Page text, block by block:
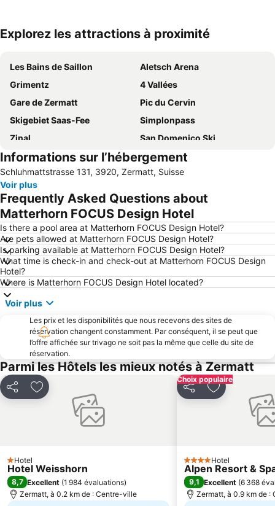
Explorez les attractions à proximité
Les Bains de Saillon
Aletsch Arena
Grimentz
4 Vallées
Gare de Zermatt
Pic du Cervin
Skigebiet Saas-Fee
Simplonpass
Zinal
San Domenico Ski
Zermatt Marathon
Telecabina Aosta-Pila
Aéroport de la Vallée d'Aoste
Breuil-Cervinia
Burgerbad Therme
Gornegrat Bahn
Paradis du Ski du Mont Cervin
Foire de Saint Ours
Cervin Glacier Paradise
Station Leukerbad
Festival de la ville de Verbier
Pila Ski in the Sky
Barrage de la Grande Dixence
Sportarena Leukerbad
Batailles de reines
Valle D'Aosta Festival
Village d'Igloos de Zermatt
Walliserkanne
Forte di Bard
Aéroport de Sion
Dorfplatz
Santuario di Oropa
Casino de la Vallée
Col du Grand-Saint-Bernard
Lindner Alpentherme
Gemmibahn
Chenil du Grand Saint Bernard
Aosta's Exhibition
Wolli in the village
Bielmonte
Forest Fun Park
Saas Balen
Stockalperschloss
Informations sur l’hébergement
Schluhmattstrasse 131, 3920, Zermatt, Suisse
Voir plus
Frequently Asked Questions about
Matterhorn FOCUS Design Hotel
Is there a pool area at Matterhorn FOCUS Design Hotel?
Are pets allowed at Matterhorn FOCUS Design Hotel?
Is parking available at Matterhorn FOCUS Design Hotel?
What time is check-in and check-out at Matterhorn FOCUS Design
Hotel?
Where is Matterhorn FOCUS Design Hotel located?
Voir plus
Les prix et les disponibilités que nous recevons des sites de
réservation changent constamment. Par conséquent, il se peut que
l’offre affichée sur trivago ne soit pas la même que celle du site de
réservation.
Parmi les Hôtels les mieux notés à Zermatt
PartagerAjouter à mes favoris
1 Étoiles
Hotel
Hotel Weisshorn
8,7 Excellent (1 984 évaluations)
Zermatt, à 0.2 km de : Centre-ville
Choix populaire
PartagerAjouter à
4 ÉtoilesHotel
Alpen Resort &
9,1 Excellent (6 368
Zermatt, à 0.9 km de :